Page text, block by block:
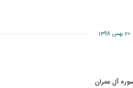
20 بهمن 1398